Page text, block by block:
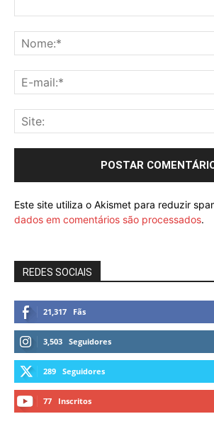
Este site utiliza o Akismet para reduzir
dados em comentários são processados.
REDES SOCIAIS
21,317 Fãs
3,503 Seguidores
289 Seguidores
77 Inscritos